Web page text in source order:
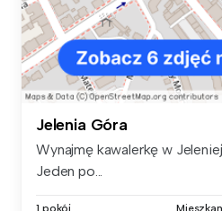
Jelenia Góra
Wynajmę kawalerkę w
Jeden po...